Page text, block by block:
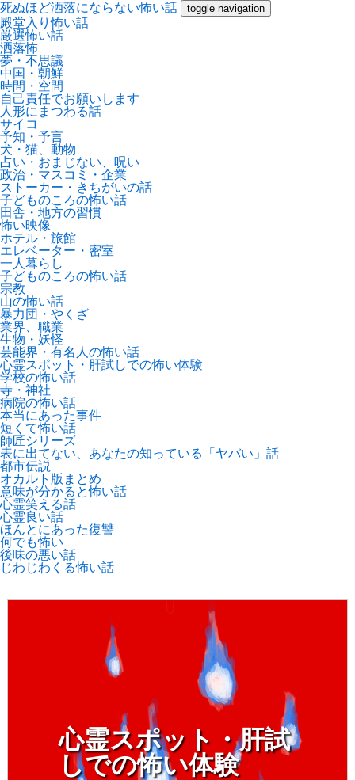
死ぬほど洒落にならない怖い話 toggle navigation
殿堂入り怖い話
厳選怖い話
洒落怖
夢・不思議
中国・朝鮮
時間・空間
自己責任でお願いします
人形にまつわる話
サイコ
予知・予言
犬・猫、動物
占い・おまじない、呪い
政治・マスコミ・企業
ストーカー・きちがいの話
子どものころの怖い話
田舎・地方の習慣
怖い映像
ホテル・旅館
エレベーター・密室
一人暮らし
子どものころの怖い話
宗教
山の怖い話
暴力団・やくざ
業界、職業
生物・妖怪
芸能界・有名人の怖い話
心霊スポット・肝試しでの怖い体験
学校の怖い話
寺・神社
病院の怖い話
本当にあった事件
短くて怖い話
師匠シリーズ
表に出てない、あなたの知っている「ヤバい」話
都市伝説
オカルト版まとめ
意味が分かると怖い話
心霊笑える話
心霊良い話
ほんとにあった復讐
何でも怖い
後味の悪い話
じわじわくる怖い話
心霊スポット・肝試
しでの怖い体験